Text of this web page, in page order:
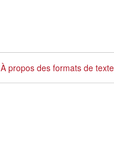
À propos des formats de texte